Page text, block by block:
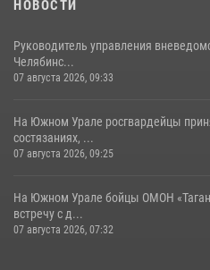
НОВОСТИ
Руководитель управления
Челябинс...
07 августа 2026, 09:33
На Южном Урале росгвардейцы
состязаниях, ...
07 августа 2026, 09:25
На Южном Урале бойцы ОМОН
встречу с д...
07 августа 2026, 07:32